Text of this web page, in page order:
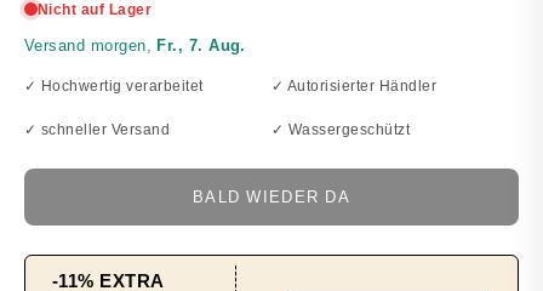
✓ Hochwertig verarbeitet ✓ Autorisierter Händler
✓ schneller Versand ✓ Wassergeschützt
BALD WIEDER DA